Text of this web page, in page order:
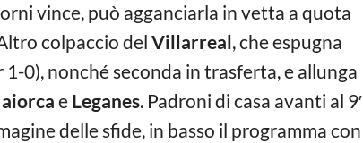
vince, può agganciarla in vetta a quota
colpaccio del Villarreal, che espugna
0), nonché seconda in trasferta, e allunga
e Leganes. Padroni di casa avanti al 9′
delle sfide, in basso il programma con